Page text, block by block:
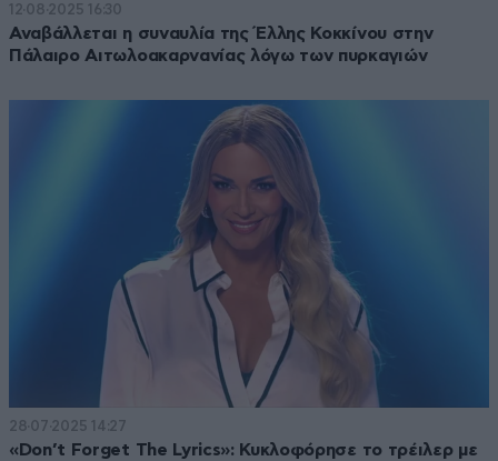
12·08·2025 16:30
Αναβάλλεται η συναυλία της Έλλης Κοκκίνου στην
Πάλαιρο Αιτωλοακαρνανίας λόγω των πυρκαγιών
28·07·2025 14:27
«Don’t Forget The Lyrics»: Κυκλοφόρησε το τρέιλερ με